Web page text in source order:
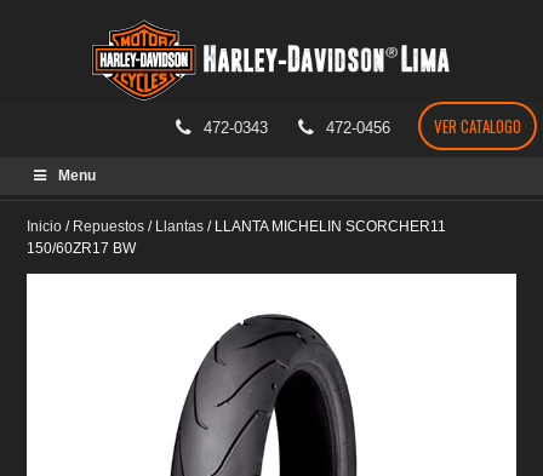
472-0343 472-0456 VER CATALOGO
Menu
Inicio / Repuestos / Llantas / LLANTA MICHELIN SCORCHER11
150/60ZR17 BW